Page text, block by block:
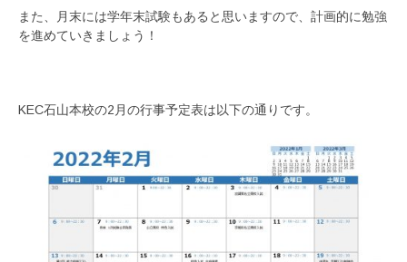
また、月末には学年末試験もあると思いますので、計画的に勉強
を進めていきましょう！
KEC石山本校の2月の行事予定表は以下の通りです。